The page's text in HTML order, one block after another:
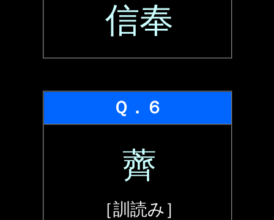
信奉
Ｑ．６
薺
［訓読み］